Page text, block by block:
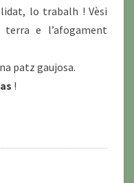
lo trabalh ! Vèsi
terra e l’afogament
patz gaujosa.
!